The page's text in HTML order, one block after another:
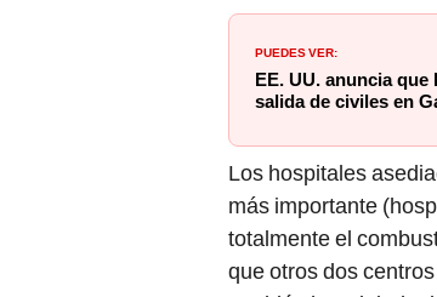
PUEDES VER:
EE. UU. anuncia
salida de civiles en
Los hospitales
más importante
totalmente el
que otros dos